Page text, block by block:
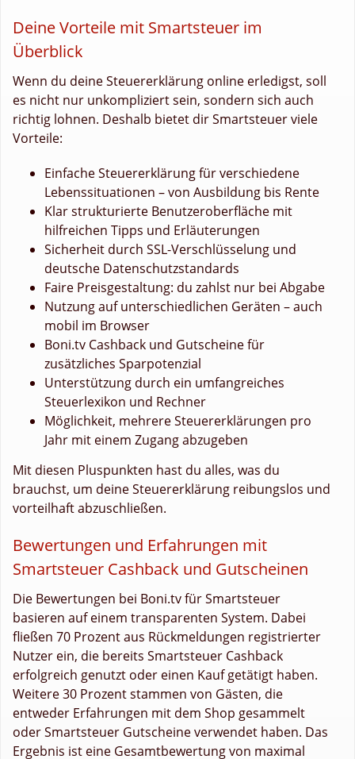
Deine Vorteile mit Smartsteuer im
Überblick
Wenn du deine Steuererklärung online erledigst, soll
es nicht nur unkompliziert sein, sondern sich auch
richtig lohnen. Deshalb bietet dir Smartsteuer viele
Vorteile:
Einfache Steuererklärung für verschiedene
Lebenssituationen – von Ausbildung bis Rente
Klar strukturierte Benutzeroberfläche mit
hilfreichen Tipps und Erläuterungen
Sicherheit durch SSL-Verschlüsselung und
deutsche Datenschutzstandards
Faire Preisgestaltung: du zahlst nur bei Abgabe
Nutzung auf unterschiedlichen Geräten – auch
mobil im Browser
Boni.tv Cashback und Gutscheine für
zusätzliches Sparpotenzial
Unterstützung durch ein umfangreiches
Steuerlexikon und Rechner
Möglichkeit, mehrere Steuererklärungen pro
Jahr mit einem Zugang abzugeben
Mit diesen Pluspunkten hast du alles, was du
brauchst, um deine Steuererklärung reibungslos und
vorteilhaft abzuschließen.
Bewertungen und Erfahrungen mit
Smartsteuer Cashback und Gutscheinen
Die Bewertungen bei Boni.tv für Smartsteuer
basieren auf einem transparenten System. Dabei
fließen 70 Prozent aus Rückmeldungen registrierter
Nutzer ein, die bereits Smartsteuer Cashback
erfolgreich genutzt oder einen Kauf getätigt haben.
Weitere 30 Prozent stammen von Gästen, die
entweder Erfahrungen mit dem Shop gesammelt
oder Smartsteuer Gutscheine verwendet haben. Das
Ergebnis ist eine Gesamtbewertung von maximal